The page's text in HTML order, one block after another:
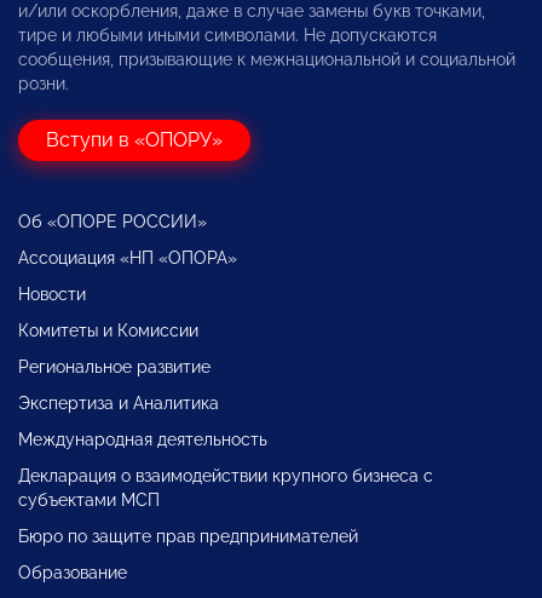
и/или оскорбления, даже в случае замены букв точками,
тире и любыми иными символами. Не допускаются
сообщения, призывающие к межнациональной и социальной
розни.
Вступи в «ОПОРУ»
Об «ОПОРЕ РОССИИ»
Ассоциация «НП «ОПОРА»
Новости
Комитеты и Комиссии
Региональное развитие
Экспертиза и Аналитика
Международная деятельность
Декларация о взаимодействии крупного бизнеса с
субъектами МСП
Бюро по защите прав предпринимателей
Образование